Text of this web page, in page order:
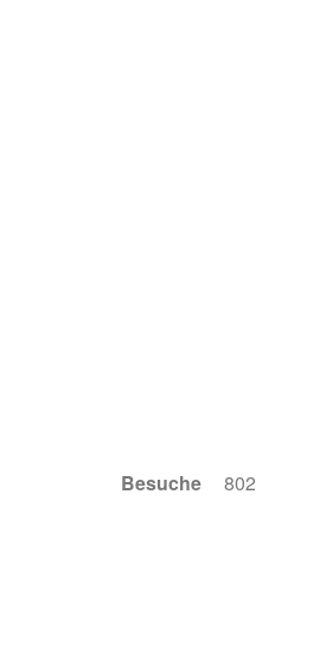
Besuche 802